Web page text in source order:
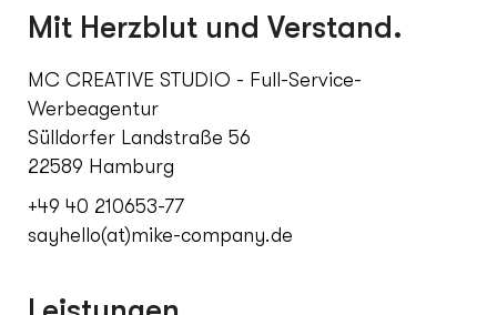
Mit Herzblut und Verstand.
MC CREATIVE STUDIO - Full-Service-
Werbeagentur
Sülldorfer Landstraße 56
22589 Hamburg
+49 40 210653-77
sayhello(at)mike-company.de